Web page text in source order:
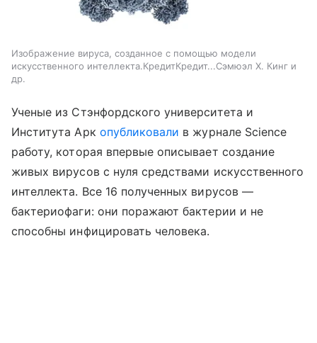
Изображение вируса, созданное с помощью модели
искусственного интеллекта.КредитКредит...Сэмюэл Х. Кинг и
др.
Ученые из Стэнфордского университета и
Института Арк опубликовали в журнале Science
работу, которая впервые описывает создание
живых вирусов с нуля средствами искусственного
интеллекта. Все 16 полученных вирусов —
бактериофаги: они поражают бактерии и не
способны инфицировать человека.